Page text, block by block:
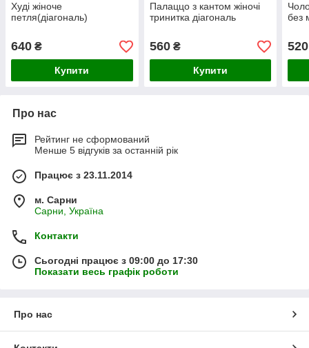
Худі жіноче
петля(діагональ)
640 ₴
Купити
Палаццо з кантом жіночі
тринитка діагональ
560₴
Купити
без
520
Про нас
Рейтинг не сформований
Менше 5 відгуків за останній рік
Працює з 23.11.2014
м. Сарни
Сарни, Україна
Контакти
Сьогодні працює з 09:00 до 17:30
Показати весь графік роботи
Про нас